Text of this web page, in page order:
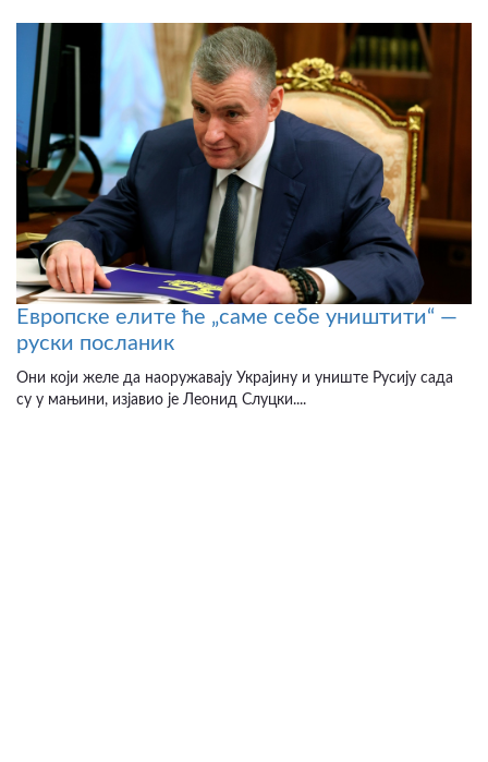
Европске елите ће „саме себе уништити“ —
руски посланик
Они који желе да наоружавају Украјину и униште Русију сада
су у мањини, изјавио је Леонид Слуцки....